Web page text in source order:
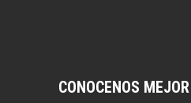
CONOCENOS MEJOR